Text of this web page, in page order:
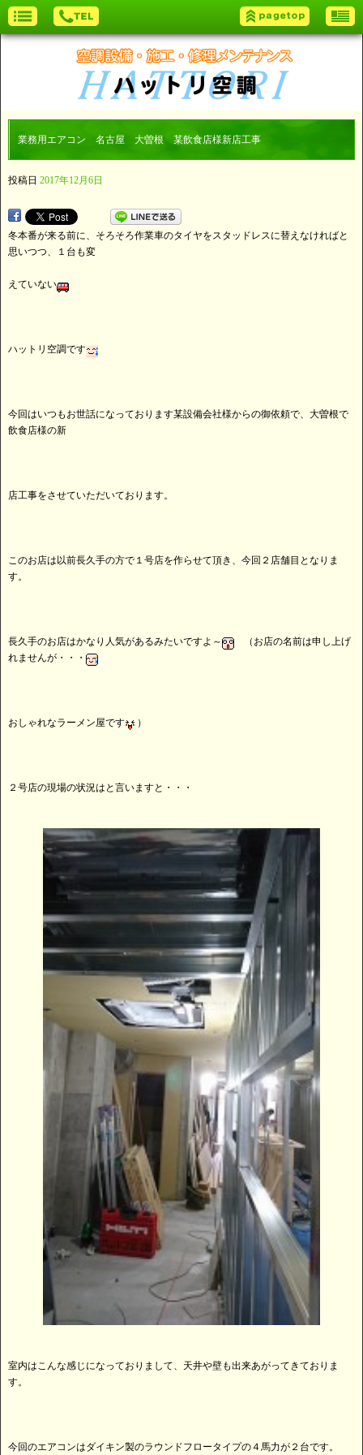
業務用エアコン 名古屋 大曽根 某飲食店様新店工事
投稿日 2017年12月6日
冬本番が来る前に、そろそろ作業車のタイヤをスタッドレスに替えなければと
思いつつ、１台も変
えていない
ハットリ空調です
今回はいつもお世話になっております某設備会社様からの御依頼で、大曽根で
飲食店様の新
店工事をさせていただいております。
このお店は以前長久手の方で１号店を作らせて頂き、今回２店舗目となりま
す。
長久手のお店はかなり人気があるみたいですよ～
（お店の名前は申し上げ
れませんが・・・
おしゃれなラーメン屋です ）
２号店の現場の状況はと言いますと・・・
室内はこんな感じになっておりまして、天井や壁も出来あがってきておりま
す。
今回のエアコンはダイキン製のラウンドフロータイプの４馬力が２台です。